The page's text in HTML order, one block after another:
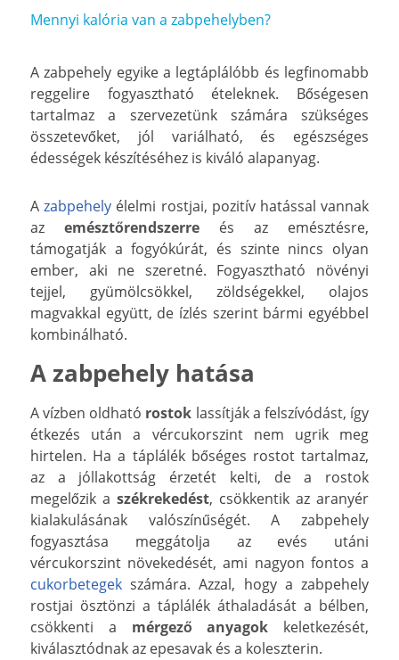
Mennyi kalória van a zabpehelyben?
A zabpehely egyike a legtáplálóbb és legfinomabb
reggelire fogyasztható ételeknek. Bőségesen
tartalmaz a szervezetünk számára szükséges
összetevőket, jól variálható, és egészséges
édességek készítéséhez is kiváló alapanyag.
Azabpehely élelmi rostjai, pozitív hatással vannak
az emésztőrendszerre és az emésztésre,
támogatják a fogyókúrát, és szinte nincs olyan
ember, aki ne szeretné. Fogyasztható növényi
tejjel, gyümölcsökkel, zöldségekkel, olajos
magvakkal együtt, de ízlés szerint bármi egyébbel
kombinálható.
A zabpehely hatása
A vízben oldható rostok lassítják a felszívódást, így
étkezés után a vércukorszint nem ugrik meg
hirtelen. Ha a táplálék bőséges rostot tartalmaz,
az a jóllakottság érzetét kelti, de a rostok
megelőzik a székrekedést, csökkentik az aranyér
kialakulásának valószínűségét. A zabpehely
fogyasztása meggátolja az evés utáni
vércukorszint növekedését, ami nagyon fontos a
cukorbetegek számára. Azzal, hogy a zabpehely
rostjai ösztönzi a táplálék áthaladását a bélben,
csökkenti a mérgező anyagok keletkezését,
kiválasztódnak az epesavak és a koleszterin.